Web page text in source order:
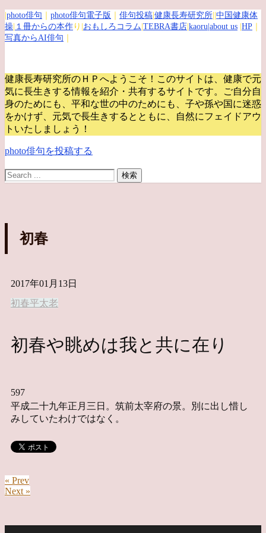
photo俳句 photo俳句電子版 俳句投稿 健康長寿研究所 中国健康体
操 １冊からの本作 り| おもしろコラム TEBRA書店 kaoru |about us HP
写真からAI俳句
健康長寿研究所のＨＰへようこそ！このサイトは、健康で元
気に長生きする情報を紹介・共有するサイトです。
ご自分自
身のためにも、平和な世の中のためにも、子や孫や国に迷惑
をかけず、元気で長生きするとともに、自然にフェイドアウ
トいたしましょう！
photo俳句を投稿する
初春
2017年01月13日
初春平太老
初春や眺めは我と共に在り
597
平成二十九年正月三日。筑前太宰府の景。別に出し惜し
みしていたわけではなく。
« Prev
Next »